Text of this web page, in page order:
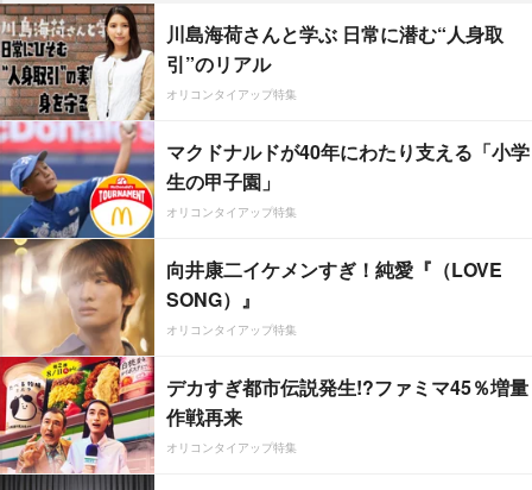
川島海荷さんと学ぶ 日常に潜む“人身取
引”のリアル
オリコンタイアップ特集
マクドナルドが40年にわたり支える「小学
生の甲子園」
オリコンタイアップ特集
向井康二イケメンすぎ！純愛『（LOVE
SONG）』
オリコンタイアップ特集
デカすぎ都市伝説発生!?ファミマ45％増量
作戦再来
オリコンタイアップ特集